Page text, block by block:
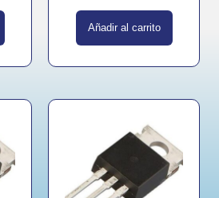
Añadir al carrito